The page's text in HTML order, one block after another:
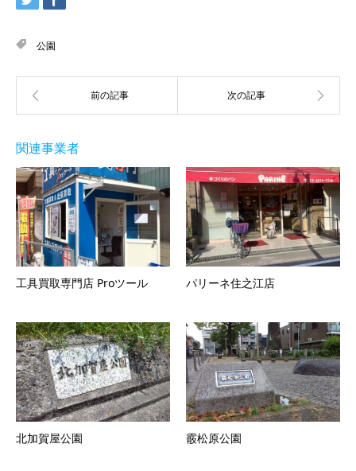
公園
関連事業者
工具買取専門店 Proツール パリーネ住之江店
北加賀屋公園 霰松原公園